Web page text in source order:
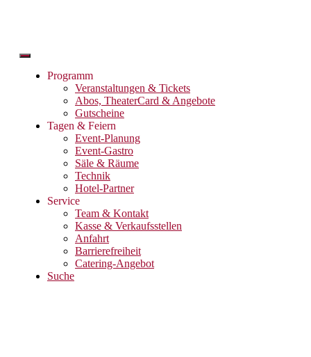
Programm
Veranstaltungen & Tickets
Abos, TheaterCard & Angebote
Gutscheine
Tagen & Feiern
Event-Planung
Event-Gastro
Säle & Räume
Technik
Hotel-Partner
Service
Team & Kontakt
Kasse & Verkaufsstellen
Anfahrt
Barrierefreiheit
Catering-Angebot
Suche